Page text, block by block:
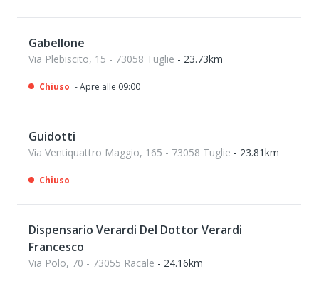
Gabellone
Via Plebiscito, 15 - 73058 Tuglie - 23.73km
Chiuso - Apre alle 09:00
Guidotti
Via Ventiquattro Maggio, 165 - 73058 Tuglie - 23.81km
Chiuso
Dispensario Verardi Del Dottor Verardi
Francesco
Via Polo, 70 - 73055 Racale - 24.16km